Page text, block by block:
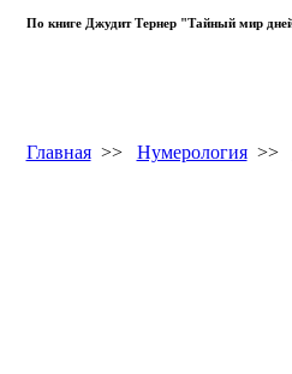
По книге Джудит Тернер "Тайный мир
Главная>> Нумерология>>